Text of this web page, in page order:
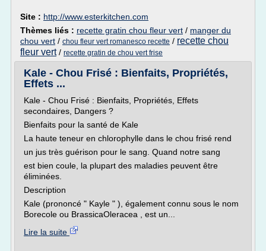
Site : http://www.esterkitchen.com
Thèmes liés : recette gratin chou fleur vert / manger du
chou vert / chou fleur vert romanesco recette / recette chou
fleur vert/ recette gratin de chou vert frise
Kale - Chou Frisé : Bienfaits, Propriétés,
Effets ...
Kale - Chou Frisé : Bienfaits, Propriétés, Effets
secondaires, Dangers ?
Bienfaits pour la santé de Kale
La haute teneur en chlorophylle dans le chou frisé rend
un jus très guérison pour le sang. Quand notre sang
est bien coule, la plupart des maladies peuvent être
éliminées.
Description
Kale (prononcé " Kayle " ), également connu sous le nom
Borecole ou BrassicaOleracea , est un...
Lire la suite